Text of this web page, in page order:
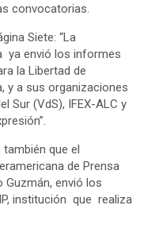
convocatorias.
Siete: “La
ya envió los informes
la Libertad de
y a sus organizaciones
Sur (VdS), IFEX-ALC y
que el
de Prensa
Guzmán, envió los
institución que realiza